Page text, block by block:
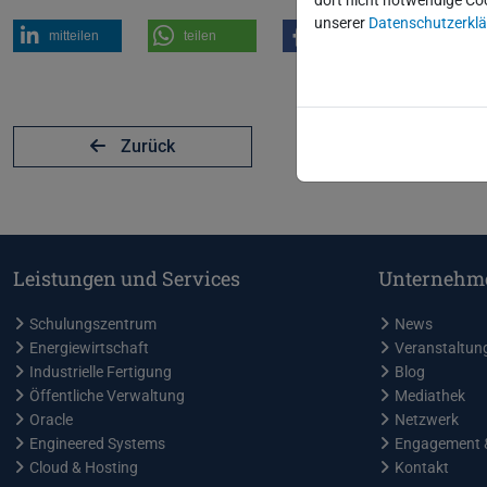
mitteilen teilen
Zurück
Leistungen und Services
Schulungszentrum
Energiewirtschaft
Industrielle Fertigung
Öffentliche Verwaltung
Oracle
Engineered Systems
Cloud & Hosting
News
Blog
Mediathek
Netzwerk
Engagement
Kontakt
unserer